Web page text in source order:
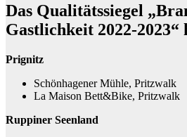
Das Qualitätssiegel
Gastlichkeit 2022-2023“
Prignitz
Schönhagener Mühle, Pritzwalk
La Maison Bett&Bike, Pritzwalk
Ruppiner Seenland